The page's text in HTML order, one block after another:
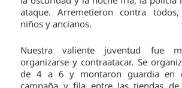
ataque. Arremetieron contra
niños y ancianos.
Nuestra valiente juventud fue
organizarse y contraatacar. Se
de 4 a 6 y montaron guardia en
campaña y fila entre las tiendas de